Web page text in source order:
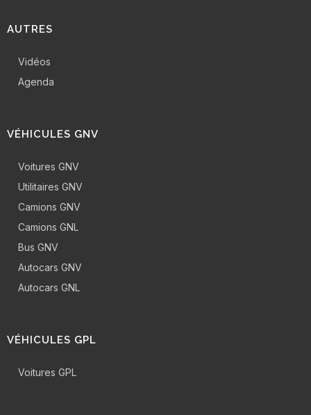
AUTRES
Vidéos
Agenda
VÉHICULES GNV
Voitures GNV
Utilitaires GNV
Camions GNV
Camions GNL
Bus GNV
Autocars GNV
Autocars GNL
VÉHICULES GPL
Voitures GPL